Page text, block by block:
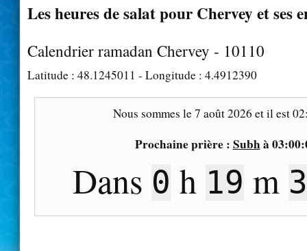
Les heures de salat pour Chervey et ses
Calendrier ramadan Chervey - 10110
Latitude : 48.1245011 - Longitude : 4.4912390
Nous sommes le7 août 2026 et il est
Prochaine prière : Subhà
Dans 0 h 19 m